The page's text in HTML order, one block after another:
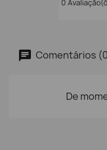
0
Comentários
De